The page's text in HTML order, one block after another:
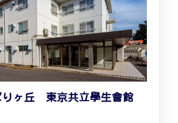
りヶ丘 東京共立學生會館